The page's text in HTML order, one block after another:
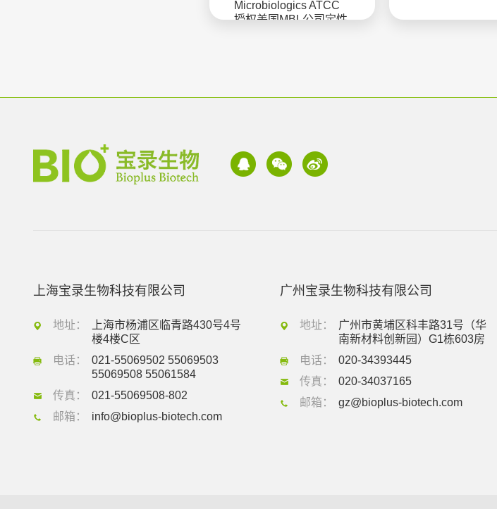
Microbiologics ATCC
授权美国MBL公司定性
上海宝录生物科技有限公司
地址：
上海市杨浦区临青路430号4号
楼4楼C区
电话：
021-55069502 55069503
55069508 55061584
传真：
021-55069508-802
邮箱：
info@bioplus-biotech.com
广州宝录生物科技有限公司
地址：
广州市黄埔区科丰路31号（华
南新材料创新园）G1栋603房
电话：
020-34393445
传真：
020-34037165
邮箱：
gz@bioplus-biotech.com